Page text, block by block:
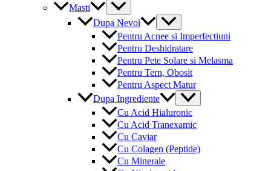
Masti
Menu
Toggle
Dupa Nevoi
Menu
Toggle
Pentru Acnee si Imperfectiuni
Pentru Deshidratare
Pentru Pete Solare si Melasma
Pentru Tern, Obosit
Pentru Aspect Matur
Dupa Ingrediente
Menu
Toggle
Cu Acid Hialuronic
Cu Acid Tranexamic
Cu Caviar
Cu Colagen (Peptide)
Cu Minerale